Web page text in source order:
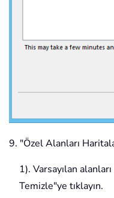
9. "Özel Alanları
1). Varsayılan
Temizle"ye tıklayın.